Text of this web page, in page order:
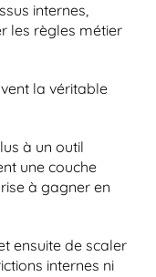
internes,
les règles métier
la véritable
à un outil
une couche
à gagner en
ensuite de scaler
internes ni